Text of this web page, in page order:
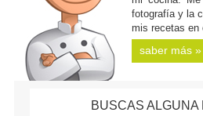
fotografía y la
mis recetas en
saber más »
BUSCAS ALGUNA